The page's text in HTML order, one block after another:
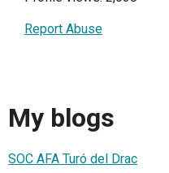
Report Abuse
My blogs
SOC AFA Turó del Drac